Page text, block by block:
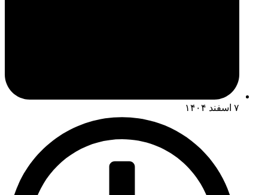
۷ اسفند ۱۴۰۴